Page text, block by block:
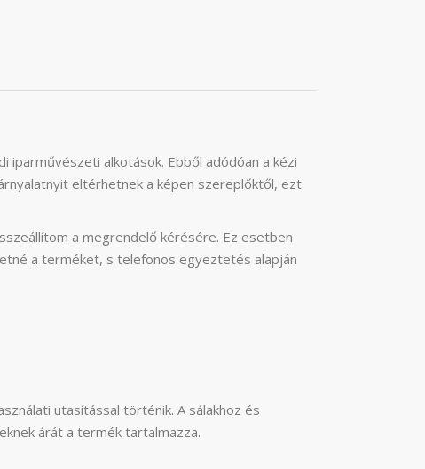
alkotások. Ebből adódóan a kézi
eltérhetnek a képen szereplőktől, ezt
a megrendelő kérésére. Ez esetben
a terméket, s telefonos egyeztetés alapján
utasítással történik. A sálakhoz és
árát a termék tartalmazza.